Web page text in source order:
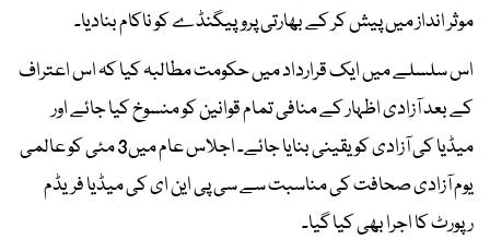
موثر انداز میں پیش کر کے بھارتی پروپیگنڈے کو ناکام بنادیا۔
اس سلسلے میں ایک قرارداد میں حکومت مطالبہ کیا کہ اس اعتراف
کے بعد آزادی اظہار کے منافی تمام قوانین کو منسوخ کیا جائے اور
میڈیا کی آزادی کو یقینی بنایا جائے۔ اجلاس عام میں3 مئی کو عالمی
یوم آزادی صحافت کی مناسبت سے سی پی این ای کی میڈیا فریڈم
رپورٹ کا اجرا بھی کیا گیا۔